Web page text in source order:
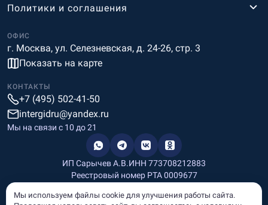
ОФИС
г. Москва, ул. Селезневская, д. 24-26, стр. 3
Показать на карте
Политики и соглашения
КОНТАКТЫ
+7 (495) 502-41-50
intergidru@yandex.ru
Мы на связи c 10 до 21
ИП Сарычев А.В.ИНН 773708212883
Реестровый номер РТА 0009677
Информация, размещённая на сайте, носит информационный
Мы используем файлы cookie для улучшения работы сайта.